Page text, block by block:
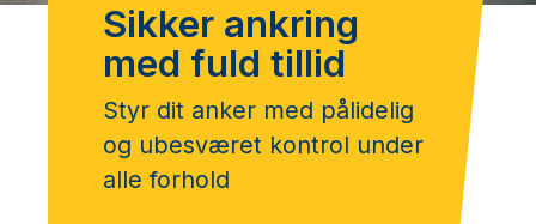
Sikker ankring
med fuld tillid
Styr dit anker med pålidelig
og ubesværet kontrol under
alle forhold